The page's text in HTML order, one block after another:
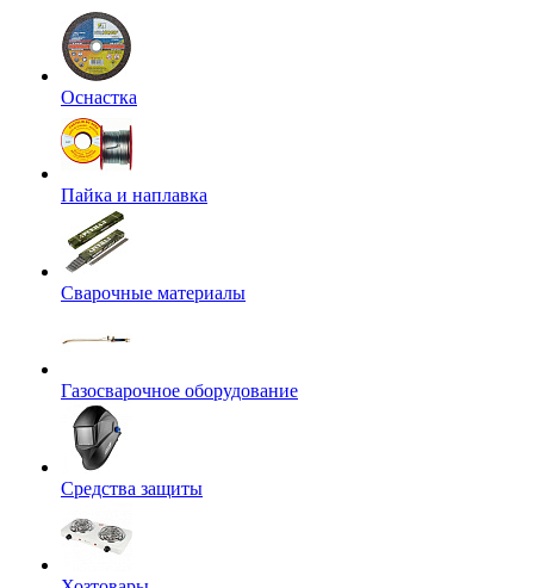
Оснастка
Пайка и наплавка
Сварочные материалы
Газосварочное оборудование
Средства защиты